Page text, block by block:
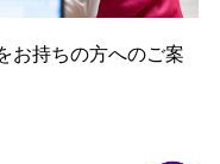
お持ちの方へのご案